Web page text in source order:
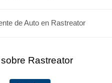
de Auto en Rastreator
Rastreator